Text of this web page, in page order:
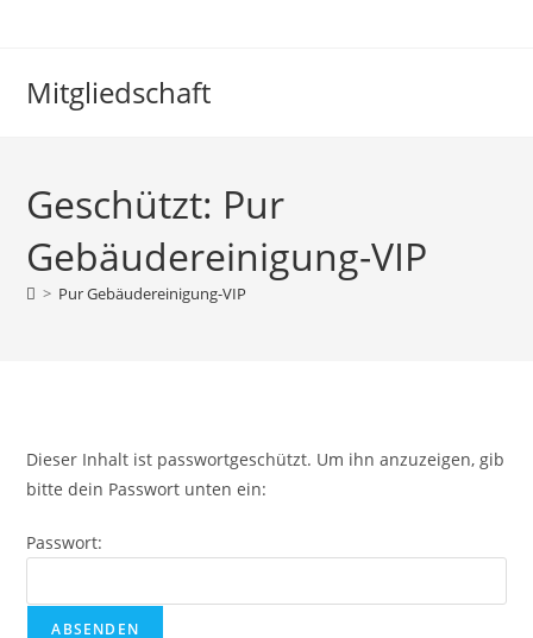
Mitgliedschaft
Geschützt: Pur
Gebäudereinigung-VIP
> Pur Gebäudereinigung-VIP
Dieser Inhalt ist passwortgeschützt. Um ihn anzuzeigen, gib
bitte dein Passwort unten ein:
Passwort: